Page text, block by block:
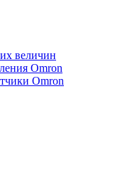
величин
Omron
Omron